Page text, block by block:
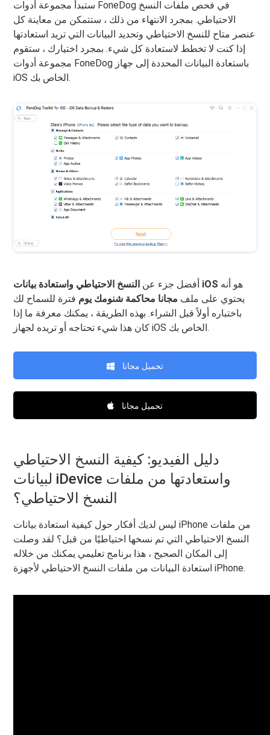
ستبدأ مجموعة أدوات FoneDog في فحص ملفات النسخ
الاحتياطي. بمجرد الانتهاء من ذلك ، ستتمكن من معاينة كل
عنصر متاح للنسخ الاحتياطي وتحديد البيانات التي تريد استعادتها
إذا كنت لا تخطط لاستعادة كل شيء. بمجرد اختيارك ، ستقوم
مجموعة أدوات FoneDog باستعادة البيانات المحددة إلى جهاز
iOS الخاص بك.
أفضل جزء عن النسخ الاحتياطي واستعادة بيانات iOS
يحتوي على ملف مجانا محاكمة شنومك يوم فترة للسماح لك
باختباره أولاً قبل الشراء. بهذه الطريقة ، يمكنك معرفة ما إذا
كان هذا شيء تحتاجه أو تريده لجهاز iOS الخاص بك.
تحميل مجانا
تحميل مجانا
دليل الفيديو: كيفية النسخ الاحتياطي
لبيانات iDevice واستعادتها من ملفات
النسخ الاحتياطي؟
ليس لديك أفكار حول كيفية استعادة بيانات iPhone من ملفات
النسخ الاحتياطي التي تم نسخها احتياطيًا من قبل؟ لقد وصلت
إلى المكان الصحيح ، هذا برنامج تعليمي يمكنك من خلاله
استعادة البيانات من ملفات النسخ الاحتياطي لأجهزة iPhone.